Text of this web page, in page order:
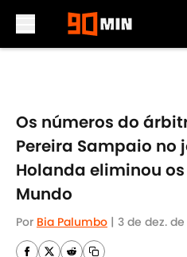
Os números do
Pereira Sampaio no
Holanda eliminou os
Mundo
Por Bia Palumbo | 3 de dez.